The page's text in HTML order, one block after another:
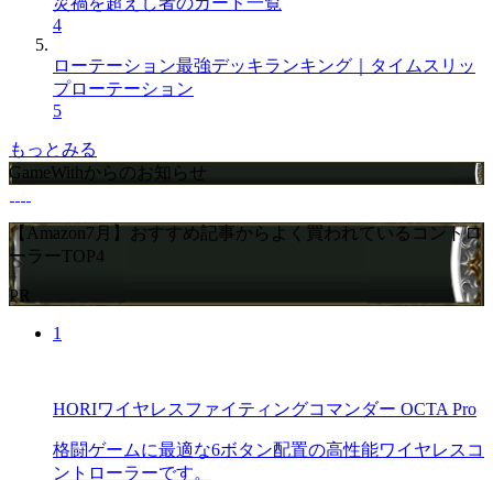
4
ローテーション最強デッキランキング｜タイムスリッ
プローテーション
5
もっとみる
GameWithからのお知らせ
【Amazon7月】おすすめ記事からよく買われているコントロ
ーラーTOP4
PR
1
HORIワイヤレスファイティングコマンダー OCTA Pro
格闘ゲームに最適な6ボタン配置の高性能ワイヤレスコ
ントローラーです。